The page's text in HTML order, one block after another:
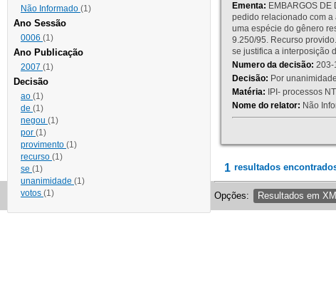
Não Informado (1)
Ano Sessão
0006 (1)
Ano Publicação
2007 (1)
Decisão
ao (1)
de (1)
negou (1)
por (1)
provimento (1)
recurso (1)
se (1)
unanimidade (1)
votos (1)
Ementa: EMBARGOS
pedido relacionado com a
uma espécie do gênero
9.250/95. Recurso
se justifica a interposição
Numero da decisão: 203-
Decisão: Por
Matéria: IPI- processos
Nome do relator: Não
1 resultados
Opções: Resultados em XML